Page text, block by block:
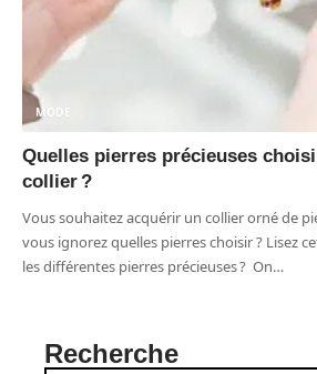
MODE
Quelles pierres précieuses
collier ?
Vous souhaitez acquérir un collier orné de
vous ignorez quelles pierres choisir ? Lisez
les différentes pierres précieuses ? On…
Recherche